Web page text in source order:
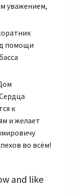
уважением,
помощи
к
и желает
во всём!
and like